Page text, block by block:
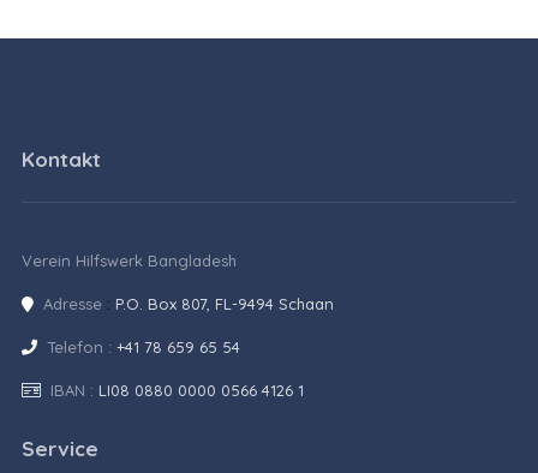
Kontakt
Verein Hilfswerk Bangladesh
Adresse: P.O. Box 807, FL-9494 Schaan
Telefon : +41 78 659 65 54
IBAN : LI08 0880 0000 0566 4126 1
Service